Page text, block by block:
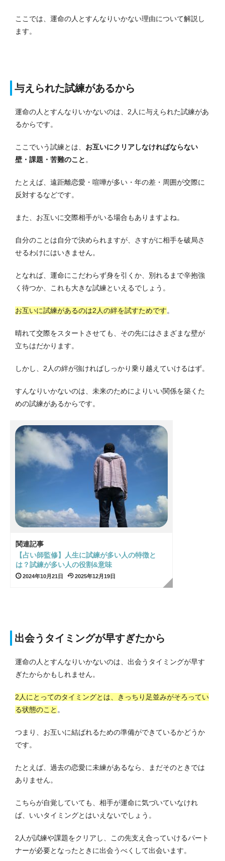
ここでは、運命の人とすんなりいかない理由について解説し
ます。
与えられた試練があるから
運命の人とすんなりいかないのは、2人に与えられた試練があ
るからです。
ここでいう試練とは、 お互いにクリアしなければならない
壁・課題・苦難のこと 。
たとえば、遠距離恋愛・喧嘩が多い・年の差・周囲が交際に
反対するなどです。
また、お互いに交際相手がいる場合もありますよね。
自分のことは自分で決められますが、さすがに相手を破局さ
せるわけにはいきません。
となれば、運命にこだわらず身を引くか、別れるまで辛抱強
く待つか、これも大きな試練といえるでしょう。
お互いに試練があるのは2人の絆を試すためです。
晴れて交際をスタートさせても、その先にはさまざまな壁が
立ちはだかります。
しかし、2人の絆が強ければしっかり乗り越えていけるはず。
すんなりいかないのは、未来のためによりいい関係を築くた
めの試練があるからです。
関連記事
【占い師監修】人生に試練が多い人の特徴と
は？試練が多い人の役割&意味
2024年10月21日 2025年12月19日
出会うタイミングが早すぎたから
運命の人とすんなりいかないのは、出会うタイミングが早す
ぎたからかもしれません。
2人にとってのタイミングとは、きっちり足並みがそろってい
る状態のこと 。
つまり、お互いに結ばれるための準備ができているかどうか
です。
たとえば、過去の恋愛に未練があるなら、まだそのときでは
ありません。
こちらが自覚していても、相手が運命に気づいていなけれ
ば、いいタイミングとはいえないでしょう。
2人が試練や課題をクリアし、この先支え合っていけるパート
ナーが必要となったときに出会うべくして出会います。